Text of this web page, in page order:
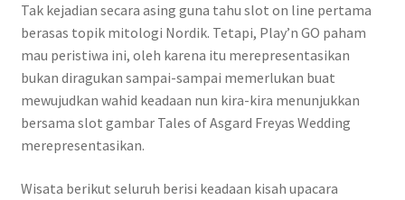
Tak kejadian secara asing guna tahu slot on line pertama
berasas topik mitologi Nordik. Tetapi, Play’n GO paham
mau peristiwa ini, oleh karena itu merepresentasikan
bukan diragukan sampai-sampai memerlukan buat
mewujudkan wahid keadaan nun kira-kira menunjukkan
bersama slot gambar Tales of Asgard Freyas Wedding
merepresentasikan.
Wisata berikut seluruh berisi keadaan kisah upacara